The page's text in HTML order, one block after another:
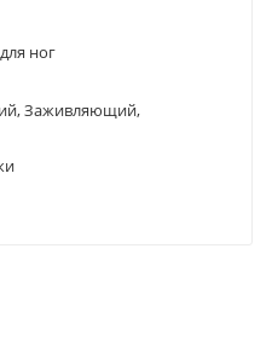
для ног
Заживляющий,